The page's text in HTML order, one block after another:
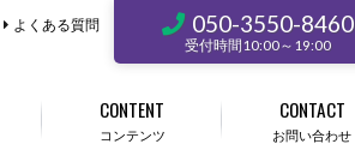
050-3550-8460
受付時間10:00～19:00
よくある質問
コンテンツ
CONTENT
お問い合わせ
CONTACT